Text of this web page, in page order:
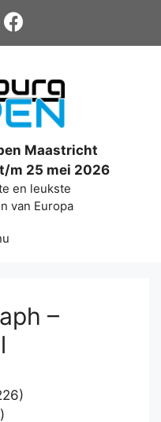
Maastricht
m 25 mei 2026
en leukste
van Europa
–